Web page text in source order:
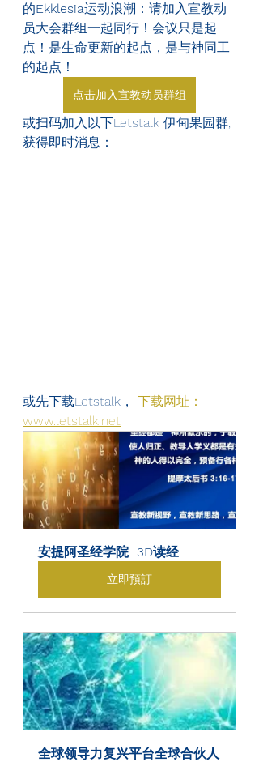
的Ekklesia运动浪潮：请加入宣教动
员大会群组一起同行！会议只是起
点！是生命更新的起点，是与神同工
的起点！
点击加入宣教动员群组
或扫码加入以下Letstalk 伊甸果园群,
获得即时消息：
或先下载Letstalk， 下载网址：
www.letstalk.net
安提阿圣经学院  3D读经
立即預訂
全球领导力复兴平台全球合伙人